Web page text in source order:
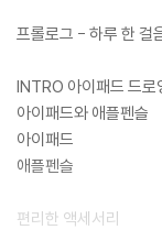
프롤로그 - 하루 한 걸
INTRO 아이패드 드로
아이패드와 애플펜슬
아이패드
애플펜슬
편리한 액세서리